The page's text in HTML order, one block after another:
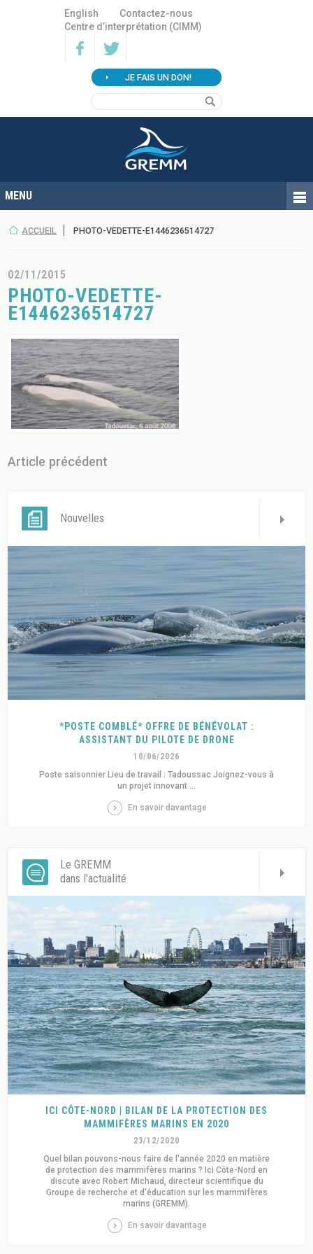
English
Contactez-nous
Centre d’interprétation (CIMM)
JE FAIS UN DON!
ACCUEIL PHOTO-VEDETTE-E1446236514727
02/11/2015
PHOTO-VEDETTE-
E1446236514727
Article précédent
Nouvelles
*POSTE COMBLÉ* OFFRE DE BÉNÉVOLAT :
ASSISTANT DU PILOTE DE DRONE
10/06/2026
Poste saisonnier Lieu de travail : Tadoussac Joignez-vous à
un projet innovant ...
En savoir davantage
Le GREMM
dans l'actualité
ICI CÔTE-NORD | BILAN DE LA PROTECTION DES
MAMMIFÈRES MARINS EN 2020
23/12/2020
Quel bilan pouvons-nous faire de l'année 2020 en matière
de protection des mammifères marins ? Ici Côte-Nord en
discute avec Robert Michaud, directeur scientifique du
Groupe de recherche et d'éducation sur les mammifères
marins (GREMM).
En savoir davantage